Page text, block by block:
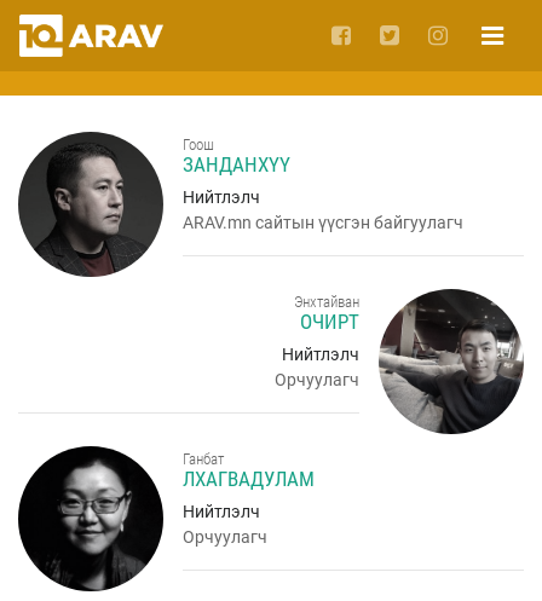
Гоош
ЗАНДАНХҮҮ
Нийтлэлч
ARAV.mn сайтын үүсгэн байгуулагч
Энхтайван
ОЧИРТ
Нийтлэлч
Орчуулагч
Ганбат
ЛХАГВАДУЛАМ
Нийтлэлч
Орчуулагч